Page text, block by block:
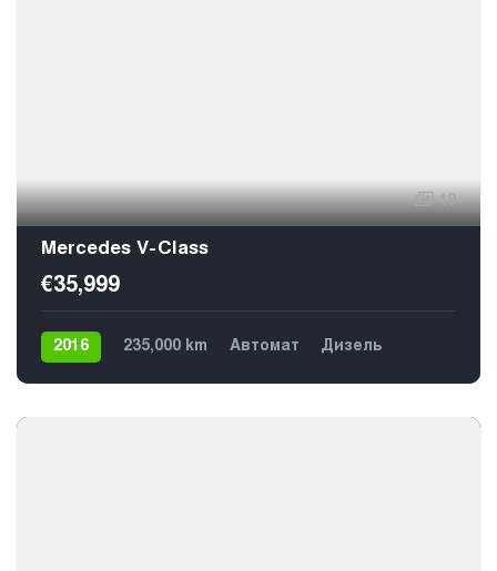
19
Mercedes V-Class
€35,999
2016 235,000 km Автомат
Дизель